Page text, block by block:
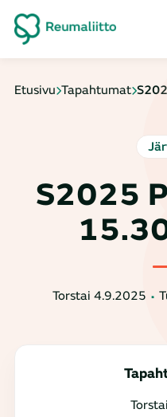
Etusivu Tapahtumat
S2025
Torstai 4.9.2025